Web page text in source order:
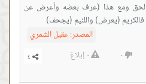
الحق ومع هذا (عرف بعضه وأعرض عن
(يعرض) واللئيم (يجحف)
المصدر:عقيل الشمري
٠ ٠ إبلاغ